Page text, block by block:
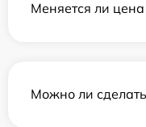
Меняется ли
Можно ли